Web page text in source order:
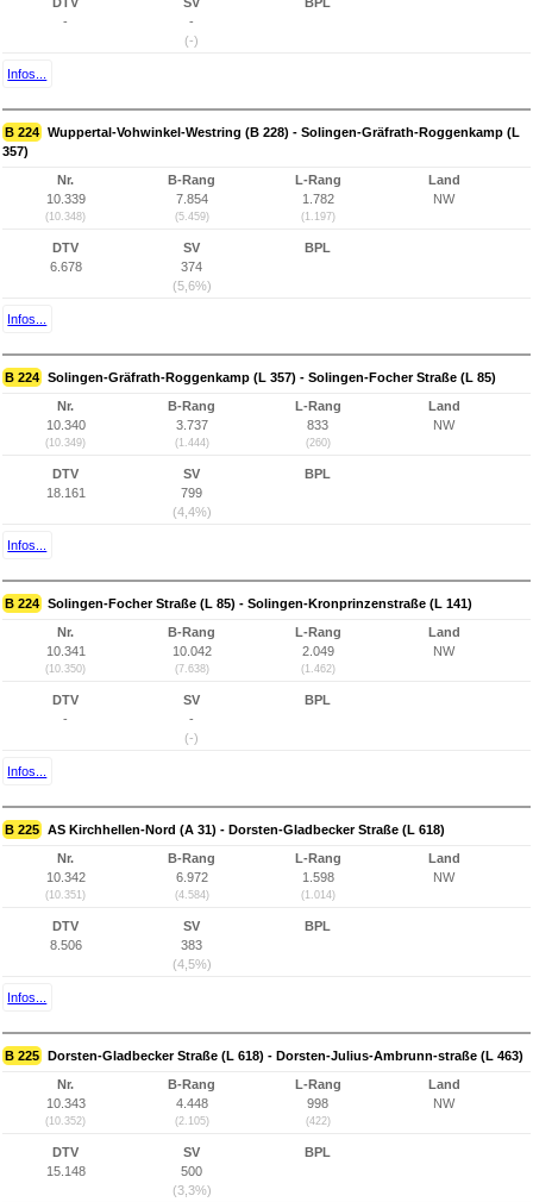
-
-
(-)
Infos...
B 224 Wuppertal-Vohwinkel-Westring (B 228) - Solingen-Gräfrath-Roggenkamp (L
357)
Nr.
10.339
(10.348)
B-Rang
7.854
(5.459)
L-Rang
1.782
(1.197)
Land
NW
DTV
6.678
SV
374
(5,6%)
BPL
Infos...
B 224 Solingen-Gräfrath-Roggenkamp (L 357) - Solingen-Focher Straße (L 85)
Nr.
10.340
(10.349)
B-Rang
3.737
(1.444)
L-Rang
833
(260)
Land
NW
DTV
18.161
SV
799
(4,4%)
BPL
Infos...
B 224 Solingen-Focher Straße (L 85) - Solingen-Kronprinzenstraße (L 141)
Nr.
10.341
(10.350)
B-Rang
10.042
(7.638)
L-Rang
2.049
(1.462)
Land
NW
DTV
-
SV
-
(-)
BPL
Infos...
B 225 AS Kirchhellen-Nord (A 31) - Dorsten-Gladbecker Straße (L 618)
Nr.
10.342
(10.351)
B-Rang
6.972
(4.584)
L-Rang
1.598
(1.014)
Land
NW
DTV
8.506
SV
383
(4,5%)
BPL
Infos...
B 225 Dorsten-Gladbecker Straße (L 618) - Dorsten-Julius-Ambrunn-straße (L 463)
Nr.
10.343
(10.352)
B-Rang
4.448
(2.105)
L-Rang
998
(422)
Land
NW
DTV
15.148
SV
500
(3,3%)
BPL